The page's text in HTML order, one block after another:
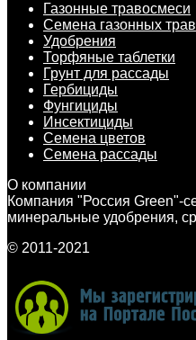
Газонные травосмеси
Семена газонных трав
Удобрения
Торфяные таблетки
Грунт для рассады
Гербициды
Фунгициды
Инсектициды
Семена цветов
Семена рассады
О компании
Компания "Россия Green"-
минеральные удобрения,
© 2011-2021